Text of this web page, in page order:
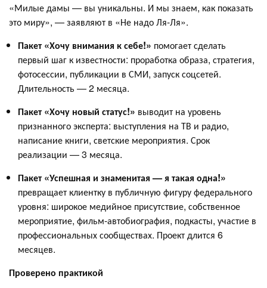
«Милые дамы — вы уникальны. И мы знаем, как показать
это миру», — заявляют в «Не надо Ля-Ля».
Пакет «Хочу внимания к себе!» помогает сделать
первый шаг к известности: проработка образа, стратегия,
фотосессии, публикации в СМИ, запуск соцсетей.
Длительность — 2 месяца.
Пакет «Хочу новый статус!» выводит на уровень
признанного эксперта: выступления на ТВ и радио,
написание книги, светские мероприятия. Срок
реализации — 3 месяца.
Пакет «Успешная и знаменитая — я такая одна!»
превращает клиентку в публичную фигуру федерального
уровня: широкое медийное присутствие, собственное
мероприятие, фильм-автобиография, подкасты, участие в
профессиональных сообществах. Проект длится 6
месяцев.
Проверено практикой